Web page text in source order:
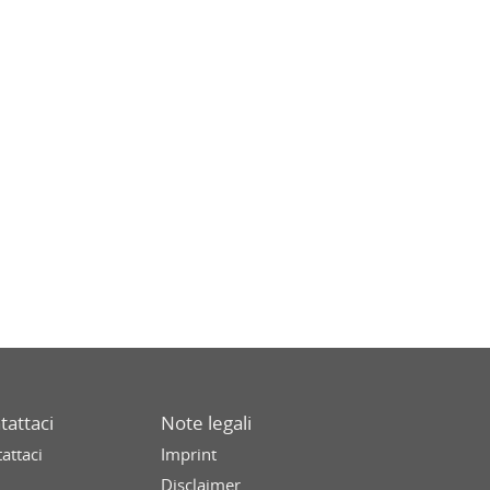
Note legali
Imprint
Disclaimer